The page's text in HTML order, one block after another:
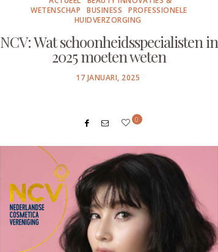
WETENSCHAP
BUSINESS
PROFESSIONELE
HUIDVERZORGING
NCV: Wat schoonheidsspecialisten in
2025 moeten weten
POSTED
17 JANUARI, 2025
0